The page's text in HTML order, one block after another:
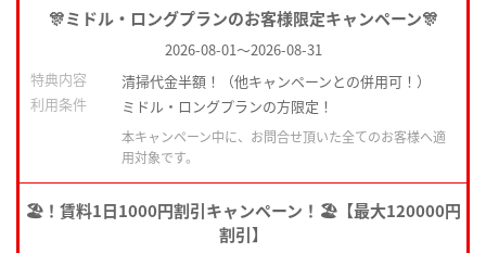
🎊ミドル・ロングプランのお客様限定キャンペーン🎊
2026-08-01～2026-08-31
特典内容
清掃代金半額！（他キャンペーンとの併用可！）
利用条件
ミドル・ロングプランの方限定！
本キャンペーン中に、お問合せ頂いた全てのお客様へ適
用対象です。
🏖️！賃料1日1000円割引キャンペーン！🏖️【最大120000円
割引】